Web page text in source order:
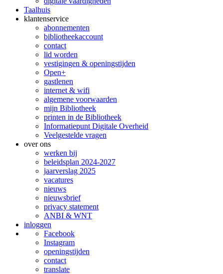
Taalhuis
klanten­service
abonnementen
bibliotheekaccount
contact
lid worden
vestigingen & openingstijden
Open+
gastlenen
internet & wifi
algemene voorwaarden
mijn Bibliotheek
printen in de Bibliotheek
Informatiepunt Digitale Overheid
Veelgestelde vragen
over ons
werken bij
beleidsplan 2024-2027
jaarverslag 2025
vacatures
nieuws
nieuwsbrief
privacy statement
ANBI & WNT
inloggen
Facebook
Instagram
openingstijden
contact
translate